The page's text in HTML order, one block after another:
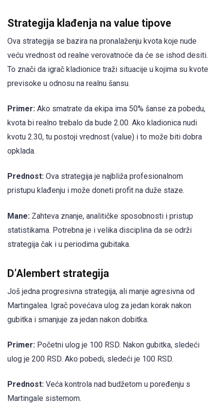
Strategija klađenja na value tipove
Ova strategija se bazira na pronalaženju kvota koje nude
veću vrednost od realne verovatnoće da će se ishod desiti.
To znači da igrač kladionice traži situacije u kojima su kvote
previsoke u odnosu na realnu šansu.
Primer: Ako smatrate da ekipa ima 50% šanse za pobedu,
kvota bi realno trebalo da bude 2.00. Ako kladionica nudi
kvotu 2.30, tu postoji vrednost (value) i to može biti dobra
opklada.
Prednost: Ova strategija je najbliža profesionalnom
pristupu klađenju i može doneti profit na duže staze.
Mane: Zahteva znanje, analitičke sposobnosti i pristup
statistikama. Potrebna je i velika disciplina da se održi
strategija čak i u periodima gubitaka.
D’Alembert strategija
Još jedna progresivna strategija, ali manje agresivna od
Martingalea. Igrač povećava ulog za jedan korak nakon
gubitka i smanjuje za jedan nakon dobitka.
Primer: Početni ulog je 100 RSD. Nakon gubitka, sledeći
ulog je 200 RSD. Ako pobedi, sledeći je 100 RSD.
Prednost: Veća kontrola nad budžetom u poređenju s
Martingale sistemom.